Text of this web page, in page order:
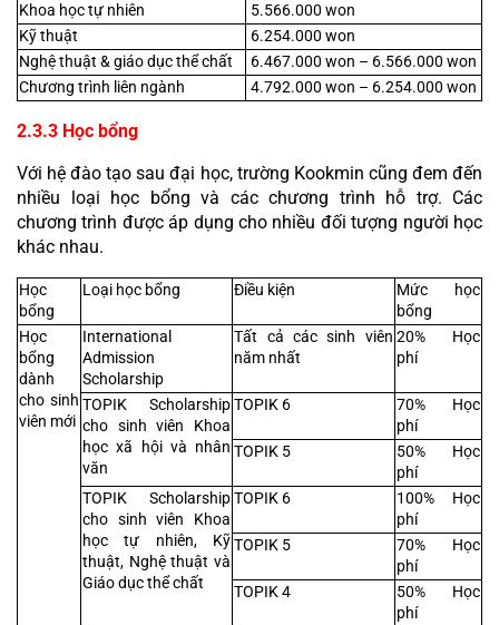
Khoa học tự nhiên
5.566.000 won
Kỹ thuật
6.254.000 won
Nghệ thuật & giáo dục thể chất
6.467.000 won – 6.566.000 won
Chương trình liên ngành
4.792.000 won – 6.254.000 won
2.3.3 Học bổng
Với hệ đào tạo sau đại học, trường Kookmin cũng đem đến
nhiều loại học bổng và các chương trình hỗ trợ. Các
chương trình được áp dụng cho nhiều đối tượng người học
khác nhau.
Học
bổng
Loại học bổng Điều kiện
Mức học
bổng
Học
bổng
dành
cho sinh
viên mới
International
Admission
Scholarship
Tất cả các sinh viên
năm nhất
20% Học
phí
TOPIK Scholarship
cho sinh viên Khoa
học xã hội và nhân
văn
TOPIK 6
70% Học
phí
TOPIK 5
50% Học
phí
TOPIK Scholarship
cho sinh viên Khoa
học tự nhiên, Kỹ
thuật, Nghệ thuật và
Giáo dục thể chất
TOPIK 6
100% Học
phí
TOPIK 5
70% Học
phí
TOPIK 4
50% Học
phí